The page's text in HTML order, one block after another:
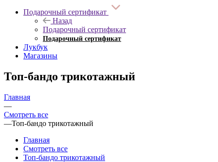
Подарочный сертификат
Назад
Подарочный сертификат
Подарочный сертификат
Лукбук
Магазины
Топ-бандо трикотажный
Главная
—
Смотреть все
—Топ-бандо трикотажный
Главная
Смотреть все
Топ-бандо трикотажный